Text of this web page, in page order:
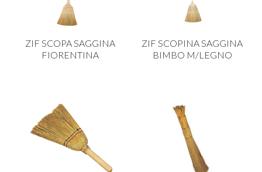
BILANCE
CAFFETTERIA E RICAMBI
CALICI E BICCHIERI
CAMPEGGIO E GIARDINO
ZIF SCOPA SAGGINA
FIORENTINA
ZIF SCOPINA SAGGINA
BIMBO M/LEGNO